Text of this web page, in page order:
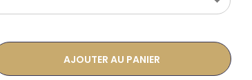
AJOUTER AU PANIER